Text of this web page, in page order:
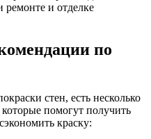
и отделке
по
стен, есть несколько
помогут получить
краску: